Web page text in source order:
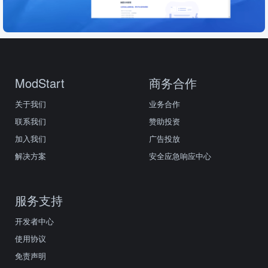
ModStart
关于我们
联系我们
加入我们
解决方案
商务合作
业务合作
赞助投资
广告投放
安全应急响应中心
服务支持
开发者中心
使用协议
免责声明